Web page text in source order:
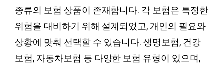
종류의 보험 상품이 존재합니다. 각 보험은 특정한
위험을 대비하기 위해 설계되었고, 개인의 필요와
상황에 맞춰 선택할 수 있습니다. 생명보험, 건강
보험, 자동차보험 등 다양한 보험 유형이 있으며,